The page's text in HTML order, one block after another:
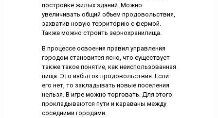
постройке жилых зданий. Можно
увеличивать общий объем продовольствия,
захватив новую территорию с фермой.
Также можно строить зернохранилища.
В процессе освоения правил управления
городом становится ясно, что существует
также такое понятие, как неиспользованная
пища. Это избыток продовольствия. Если
его нет, то закладывать новые поселения
нельзя. В игре можно торговать. Для этого
прокладываются пути и караваны между
соседними городами.